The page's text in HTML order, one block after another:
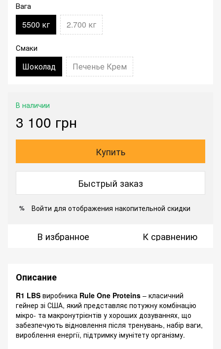
Вага
5500 кг 2.700 кг
Смаки
Шоколад Печенье Крем
В наличии
3 100 грн
Купить
Быстрый заказ
% Войти для отображения накопительной скидки
В избранное К сравнению
Описание
R1 LBS виробника Rule One Proteins – класичний
гейнер зі США, який представляє потужну комбінацію
мікро- та макронутрієнтів у хороших дозуваннях, що
забезпечують відновлення після тренувань, набір ваги,
вироблення енергії, підтримку імунітету організму.